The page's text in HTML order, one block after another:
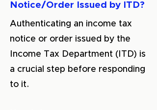
Notice/Order Issued by ITD?
Authenticating an income tax
notice or order issued by the
Income Tax Department (ITD) is
a crucial step before responding
to it.